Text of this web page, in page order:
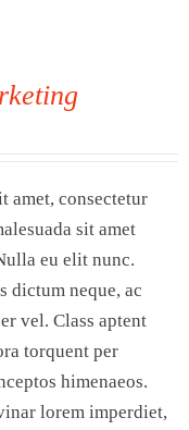
amet, consectetur
sit amet
eu elit nunc.
dictum neque, ac
vel. Class aptent
torquent per
himenaeos.
lorem imperdiet,